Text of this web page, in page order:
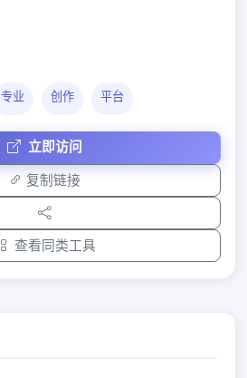
专业 创作 平台
立即访问
复制链接
查看同类工具